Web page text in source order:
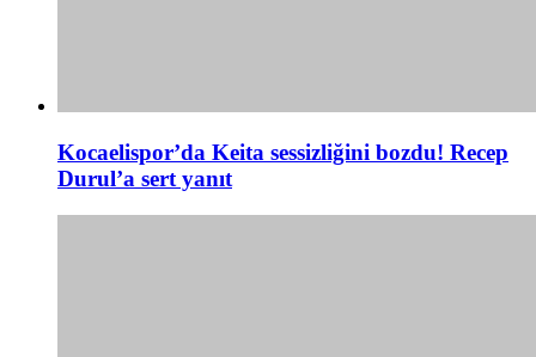
Kocaelispor’da Keita sessizliğini bozdu! Recep
Durul’a sert yanıt